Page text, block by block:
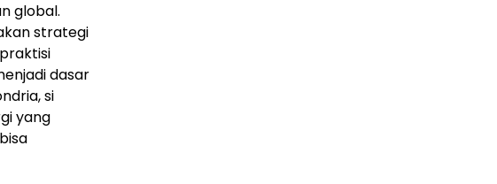
global.
strategi
dasar
si
yang